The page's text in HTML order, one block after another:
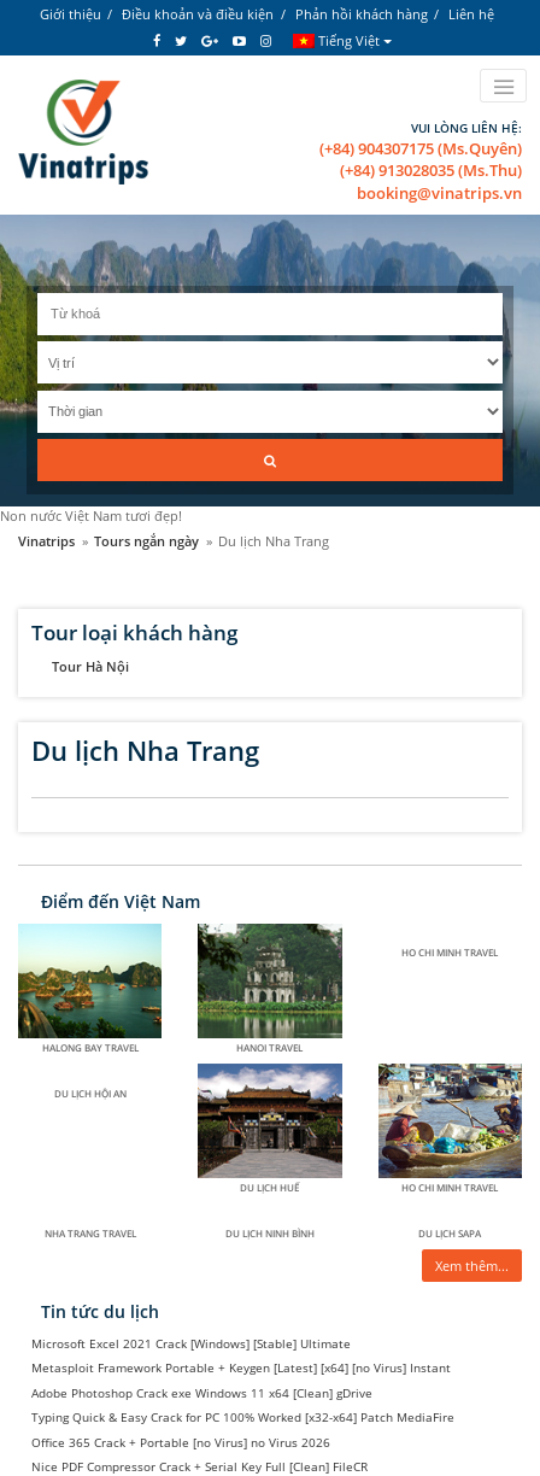
Giới thiệu Điều khoản và điều kiện Phản hồi khách hàng
Liên hệ
Tiếng Việt
VUI LÒNG LIÊN HỆ:
(+84) 904307175 (Ms.Quyên)
(+84) 913028035 (Ms.Thu)
booking@vinatrips.vn
Non nước Việt Nam tươi đẹp!
Vinatrips » Tours ngắn ngày » Du lịch Nha Trang
Tour loại khách hàng
Tour Hà Nội
Du lịch Nha Trang
Điểm đến Việt Nam
HALONG BAY TRAVEL HANOI TRAVEL
HO CHI MINH TRAVEL
DU LỊCH HỘI AN
DU LỊCH HUẾ HO CHI MINH TRAVEL
NHA TRANG TRAVEL DU LỊCH NINH BÌNH DU LỊCH SAPA
Xem thêm...
Tin tức du lịch
Microsoft Excel 2021 Crack [Windows] [Stable] Ultimate
Metasploit Framework Portable + Keygen [Latest] [x64] [no Virus] Instant
Adobe Photoshop Crack exe Windows 11 x64 [Clean] gDrive
Typing Quick & Easy Crack for PC 100% Worked [x32-x64] Patch MediaFire
Office 365 Crack + Portable [no Virus] no Virus 2026
Nice PDF Compressor Crack + Serial Key Full [Clean] FileCR